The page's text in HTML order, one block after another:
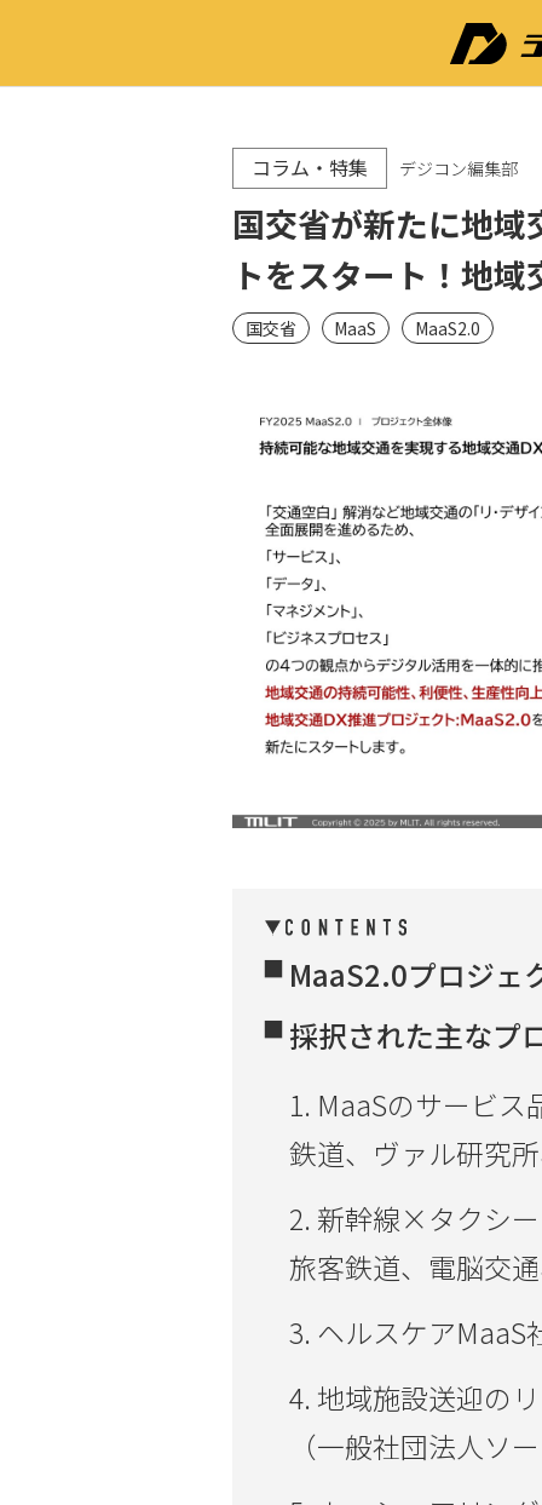
コラム・特集 デジコン編集部
国交省が新たに地
トをスタート！地
国交省 MaaS MaaS2.0
MaaS2.0プロジェ
採択された主なプ
1. MaaSのサービ
鉄道、ヴァル研究
2. 新幹線×タクシ
旅客鉄道、電脳交
3. ヘルスケア
4. 地域施設送迎の
（一般社団法人ソ